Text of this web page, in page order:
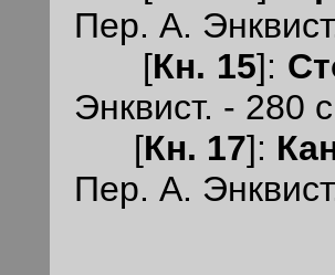
Пер. А.
[Кн. 15]:
Энквист. - 280
[Кн. 17]:
Пер. А.